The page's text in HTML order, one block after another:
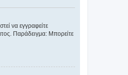
να εγγραφείτε
Παράδειγμα: Μπορείτε